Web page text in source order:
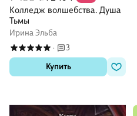
Колледж волшебства. Душа
Тьмы
Ирина Эльба
·
3
Купить